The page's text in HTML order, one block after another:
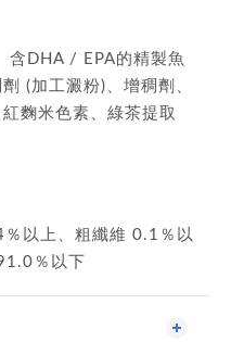
含DHA / EPA的精製魚
(加工澱粉)、增稠劑、
麴米色素、綠茶提取
以上、粗纖維 0.1％以
％以下